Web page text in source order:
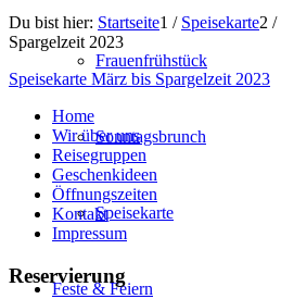
Frauenfrühstück
Sonntagsbrunch
Speisekarte
Feste & Feiern
Du bist hier: Startseite1 / Speisekarte2 /
Spargelzeit 2023
Speisekarte März bis Spargelzeit 2023
Home
Wir über uns
Reisegruppen
Geschenkideen
Öffnungszeiten
Kontakt
Impressum
Reservierung